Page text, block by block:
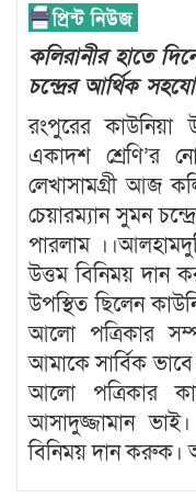
কলিরানীর হাতে
চন্দ্রের আর্থিক
রংপুরের কাউনিয়া
একাদশ
লেখাসামগ্রী আজ
চেয়ারম্যান সুমন
পারলাম
উত্তম বিনিময় দান
উপস্থিত ছিলেন
আলো পত্রিকার
আমাকে সার্বিক
আলো পত্রিকার
আসাদুজ্জামান
বিনিময় দান করুক।